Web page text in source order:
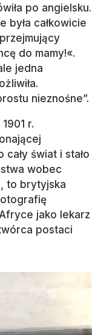
po angielsku.
była całkowicie
do mamy!«.
jedna
nieznośne”.
r.
świat i stało
wobec
to brytyjska
jako lekarz
postaci